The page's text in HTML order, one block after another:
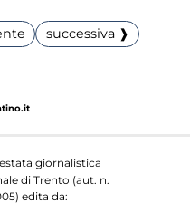
successiva ❱
giornalistica
di Trento (aut. n.
edita da: